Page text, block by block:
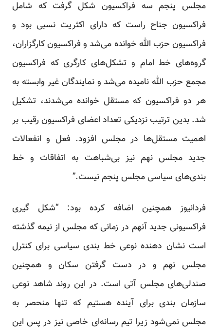
مجلس پنجم سه فراکسیون شکل گرفت که شامل
فراکسیون جناح راست که دارای اکثریت نسبی بود و
فراکسیون حزب الله خوانده می‌شد و فراکسیون کارگزاران،
گروه‌های خط امام و تشکل‌های کارگری که فراکسیون
مجمع حزب الله نامیده می‌شد و نمایندگان غیر وابسته به
هر دو فراکسیون که مستقل خوانده می‌شدند، تشکیل
شد. بدین ترتیب نزدیکی تعداد اعضای فراکسیون رقیب بر
اهمیت مستقل‌ها در مجلس افزود. فعل و انفعالات
جدید مجلس نهم نیز بی‌شباهت به اتفاقات و خط
بندی‌های سیاسی مجلس پنجم نیست.”
فردانیوز همچنین اضافه کرده بود: “شکل گیری
فراکسیونی جدید آنهم در زمانی که مجلس از نیمه گذشته
است نشان دهنده نوعی خط بندی سیاسی برای کنترل
مجلس نهم و در دست گرفتن سکان و همچنین
صندلی‌های مجلس آتی است. در این روند شاهد نوعی
سازمان بندی برای آینده هستیم که تنها منحصر به
مجلس نمی‌شود زیرا تیم رسانه‌ای خاصی نیز در پس این